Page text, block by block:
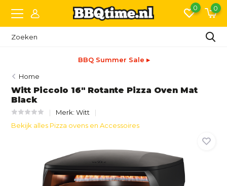
0 0
BBQ Summer Sale ▸
Home
Witt Piccolo 16" Rotante Pizza Oven Mat
Black
Merk:Witt
Bekijk alles Pizza ovens en Accessoires